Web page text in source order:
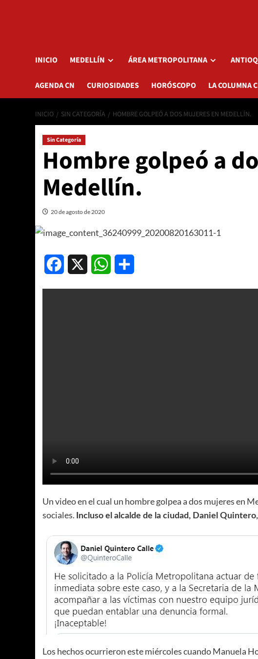
INICIO MEDELLÍN ÁREA METROPOLITANA
AGENDA CN CURIOSIDADES HORÓSCOPO LA COLUMNA
INICIO SIN CATEGORÍA HOMBRE GOLPEÓ A DOS MUJERES EN MEDELLÍN.
Sin Categoría
Hombre golpeó a
Medellín.
20 de agosto de 2020
Facebook WhatsApp
Un video en el cual un hombre golpea a dos mujeres en
sociales. Incluso el alcalde de la ciudad, Daniel
Los hechos ocurrieron este miércoles cuando Manuela